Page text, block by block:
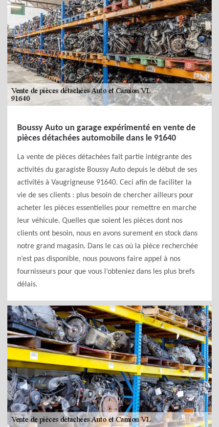
Boussy Auto un garage expérimenté en vente de
pièces détachées automobile dans le 91640
La vente de pièces détachées fait partie intégrante des
activités du garagiste Boussy Auto depuis le début de ses
activités à Vaugrigneuse 91640. Ceci afin de faciliter la
vie de ses clients : plus besoin de chercher ailleurs pour
acheter les pièces essentielles pour remettre en marche
leur véhicule. Quelles que soient les pièces dont nos
clients ont besoin, nous en avons surement en stock dans
notre grand magasin. Dans le cas où la pièce recherchée
n’est pas disponible, nous pouvons faire appel à nos
fournisseurs pour que vous l’obteniez dans les plus brefs
délais.